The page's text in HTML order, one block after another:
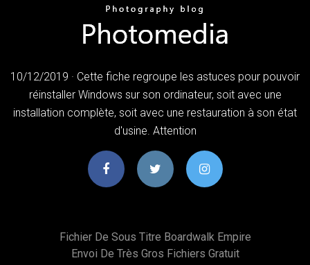
10/12/2019 · Cette fiche regroupe les astuces pour pouvoir
réinstaller Windows sur son ordinateur, soit avec une
installation complète, soit avec une restauration à son état
d'usine. Attention
Fichier De Sous Titre Boardwalk Empire
Envoi De Très Gros Fichiers Gratuit